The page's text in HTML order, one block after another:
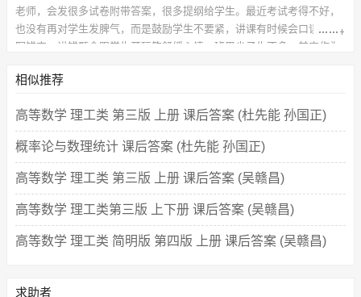
老师，会发很多试卷附带答案，很多提纲给学生。最近考试考得不好，
也没有再对学生发脾气，而是鼓励学生不要紧，讲课有时候会口误或者
写错字，讲错题会跟学生开玩笑舒缓心情，班里尖子生不多，其实作为
此课后习题答案
作者：杜先能 孙国正
出版社：北京师范大学出版集团 安徽大学出版社
相似推荐
高等数学 理工类 第三版 上册 课后答案 (杜先能 孙国正)
概率论与数理统计 课后答案 (杜先能 孙国正)
高等数学 理工类 第三版 上册 课后答案 (吴赣昌)
高等数学 理工类第三版 上下册 课后答案 (吴赣昌)
高等数学 理工类 简明版 第四版 上册 课后答案 (吴赣昌)
求助者